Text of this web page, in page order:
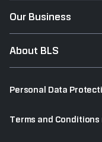
Our Business
About BLS
Personal Data
Terms and Conditions